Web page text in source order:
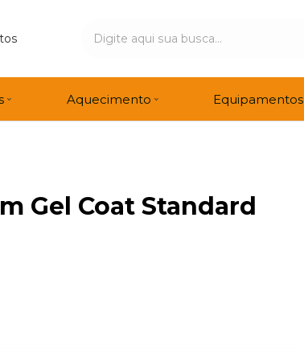
Aquecimento Equipamentos
Gel Coat Standard